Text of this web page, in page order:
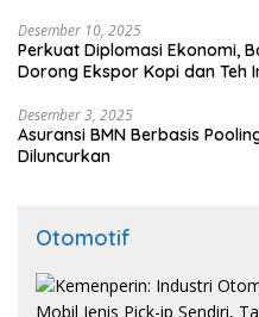
Desember 10, 2025
Perkuat Diplomasi Ekonomi,
Dorong Ekspor Kopi dan Teh
Desember 3, 2025
Asuransi BMN Berbasis
Diluncurkan
Otomotif